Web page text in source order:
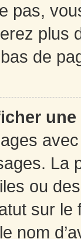
pas,
plus
de
La
ou
sur
nom